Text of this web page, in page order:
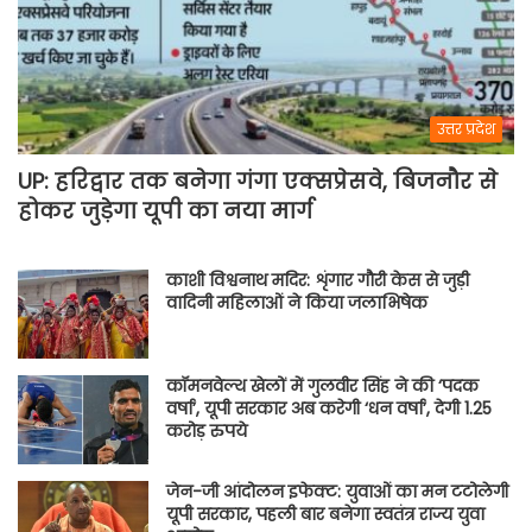
उत्तर प्रदेश
UP: हरिद्वार तक बनेगा गंगा एक्सप्रेसवे, बिजनौर से
होकर जुड़ेगा यूपी का नया मार्ग
काशी विश्वनाथ मदिर: शृंगार गौरी केस से जुड़ी
वादिनी महिलाओं ने किया जलाभिषेक
कॉमनवेल्थ खेलों में गुलवीर सिंह ने की ‘पदक
वर्षा’, यूपी सरकार अब करेगी ‘धन वर्षा’, देगी 1.25
करोड़ रुपये
जेन-जी आंदोलन इफेक्ट: युवाओं का मन टटोलेगी
यूपी सरकार, पहली बार बनेगा स्वतंत्र राज्य युवा